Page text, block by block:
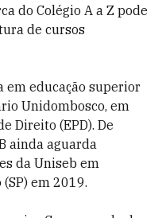
do Colégio A a Z pode
de cursos
em educação superior
Unidombosco, em
Direito (EPD). De
ainda aguarda
da Uniseb em
em 2019.